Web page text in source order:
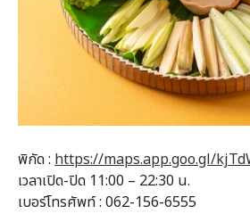
พิกัด : https://maps.app.goo.gl/
เวลาเปิด-ปิด 11:00 – 22:30 น.
เบอร์โทรศัพท์ : 062-156-6555